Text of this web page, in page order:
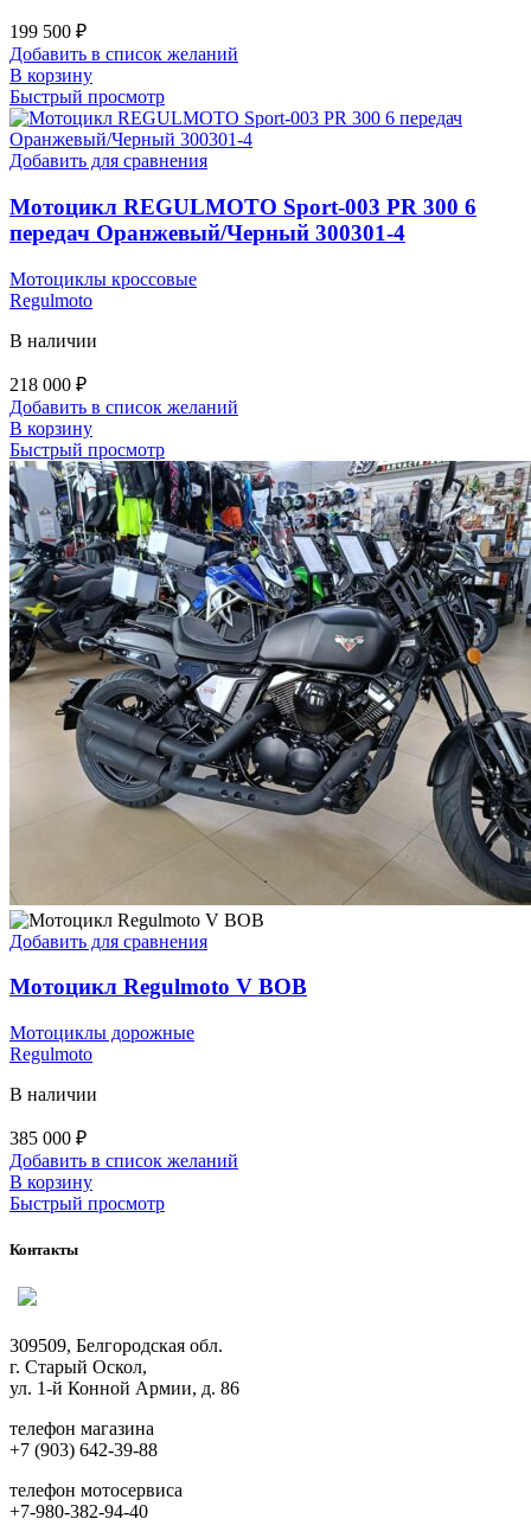
199 500 ₽
Добавить в список желаний
В корзину
Быстрый просмотр
Добавить для сравнения
Мотоцикл REGULMOTO Sport-003 PR 300 6
передач Оранжевый/Черный 300301-4
Мотоциклы кроссовые
Regulmoto
В наличии
218 000 ₽
Добавить в список желаний
В корзину
Быстрый просмотр
Добавить для сравнения
Мотоцикл Regulmoto V BOB
Мотоциклы дорожные
Regulmoto
В наличии
385 000 ₽
Добавить в список желаний
В корзину
Быстрый просмотр
Контакты
309509, Белгородская обл.
г. Старый Оскол,
ул. 1-й Конной Армии, д. 86
телефон магазина
+7 (903) 642-39-88
телефон мотосервиса
+7-980-382-94-40